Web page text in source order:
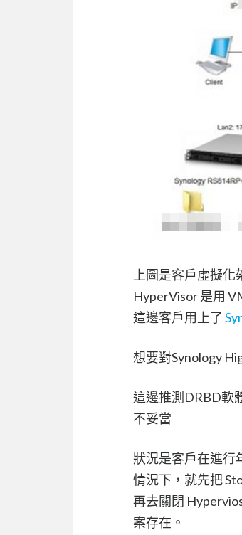
上圖是客戶虛擬化
HyperVisor 是用
這邊客戶用上了
想要對Synology
這邊推測DRBD軟
不妥當
狀況是客戶在進行
情況下，就先把
再去關閉
案存在。